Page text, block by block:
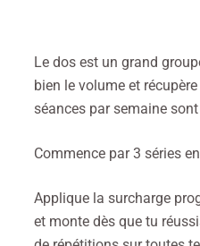
Le dos est un grand
bien le volume et récupère
séances par semaine sont
Commence par 3 séries
Applique la surcharge
et monte dès que tu